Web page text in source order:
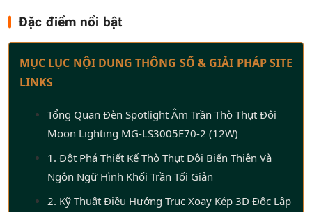
Đặc điểm nổi bật
MỤC LỤC NỘI DUNG THÔNG SỐ & GIẢI PHÁP SITE
LINKS
Tổng Quan Đèn Spotlight Âm Trần Thò Thụt Đôi
Moon Lighting MG-LS3005E70-2 (12W)
1. Đột Phá Thiết Kế Thò Thụt Đôi Biến Thiên Và
Ngôn Ngữ Hình Khối Trần Tối Giản
2. Kỹ Thuật Điều Hướng Trục Xoay Kép 3D Độc Lập